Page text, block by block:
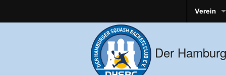
Verein
Der